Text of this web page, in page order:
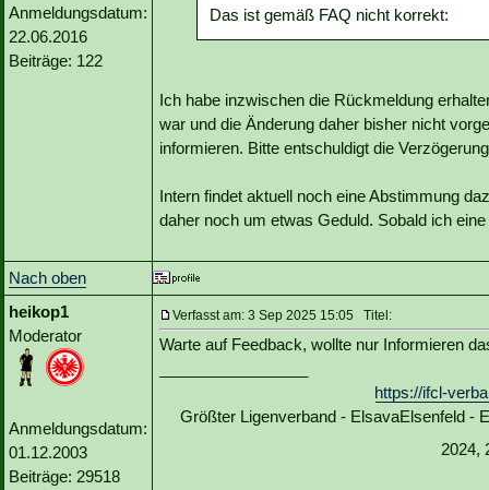
Anmeldungsdatum:
22.06.2016
Beiträge: 122
Das ist gemäß FAQ nicht korrekt:
Ich habe inzwischen die Rückmeldung
war und die Änderung daher bisher nicht
informieren. Bitte entschuldigt die
Intern findet aktuell noch eine Abstimmung
daher noch um etwas Geduld. Sobald ich
Nach oben
heikop1
Moderator
Anmeldungsdatum:
01.12.2003
Beiträge: 29518
Verfasst am: 3 Sep 2025 15:05 Titel:
Warte auf Feedback, wollte nur Informieren
https://ifcl-
Größter Ligenverband - ElsavaElsenfeld -
2024,